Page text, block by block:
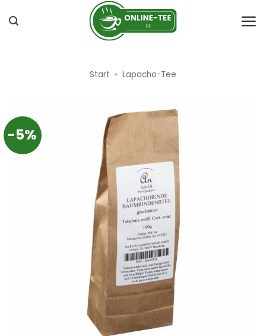
Inhalt
Start » Lapacho-Tee
-5%